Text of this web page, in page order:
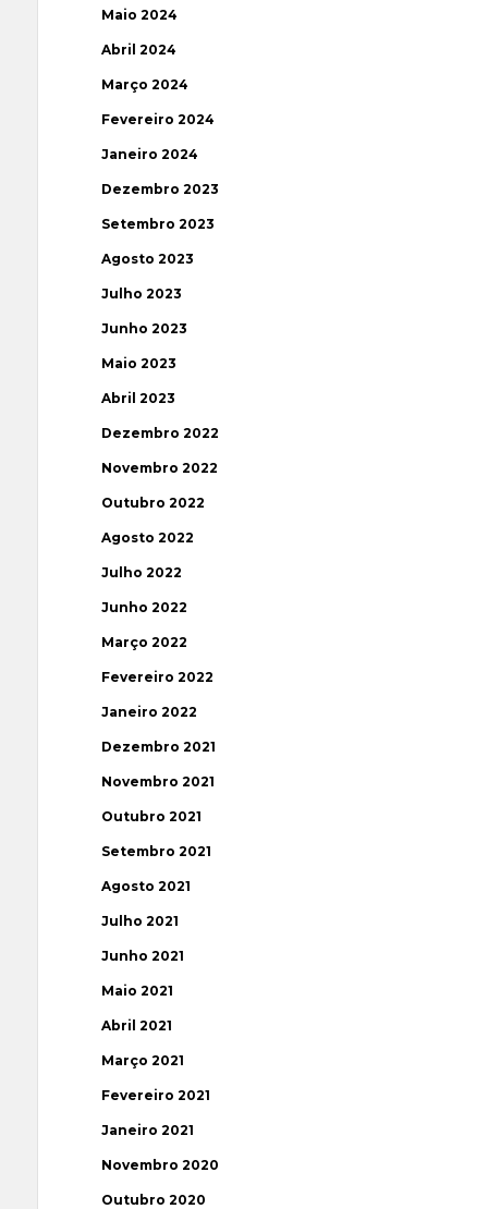
Maio 2024
Abril 2024
Março 2024
Fevereiro 2024
Janeiro 2024
Dezembro 2023
Setembro 2023
Agosto 2023
Julho 2023
Junho 2023
Maio 2023
Abril 2023
Dezembro 2022
Novembro 2022
Outubro 2022
Agosto 2022
Julho 2022
Junho 2022
Março 2022
Fevereiro 2022
Janeiro 2022
Dezembro 2021
Novembro 2021
Outubro 2021
Setembro 2021
Agosto 2021
Julho 2021
Junho 2021
Maio 2021
Abril 2021
Março 2021
Fevereiro 2021
Janeiro 2021
Novembro 2020
Outubro 2020